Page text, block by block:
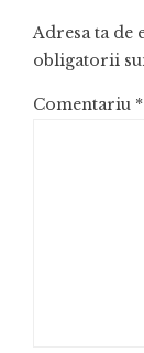
Adresa ta de
obligatorii
Comentariu *